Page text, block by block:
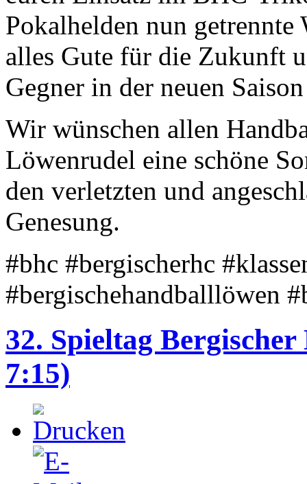
Pokalhelden nun getrennte
alles Gute für die Zukunft
Gegner in der neuen
Wir wünschen allen
Löwenrudel eine schöne
den verletzten und
Genesung.
#bhc #bergischerhc
#bergischehandballlöwen
32. Spieltag
7:15)